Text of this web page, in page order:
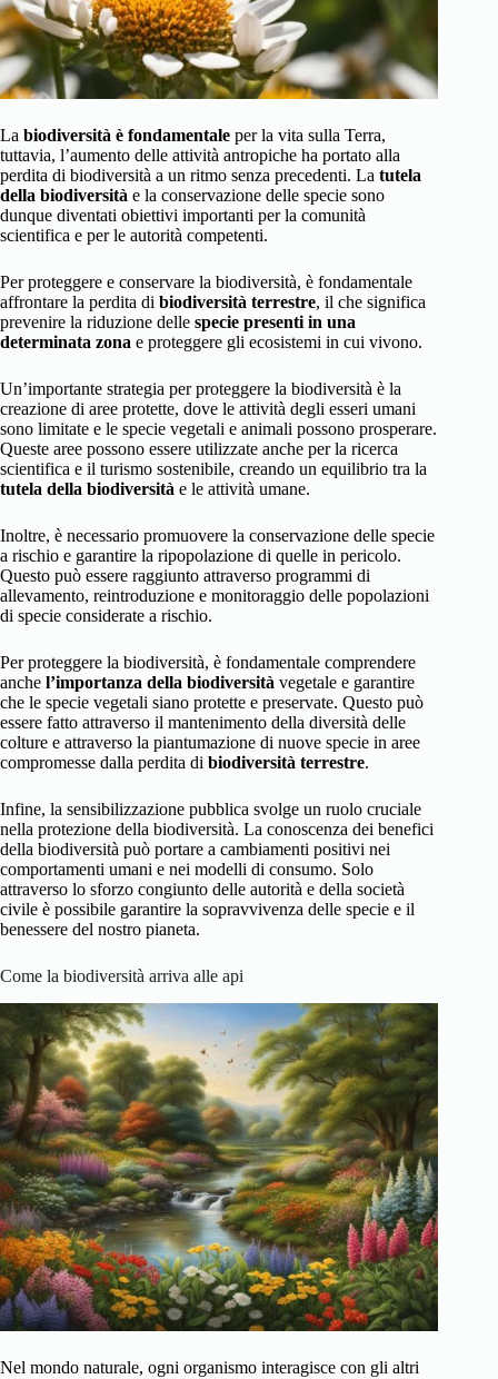
La biodiversità è fondamentale per la vita sulla Terra,
tuttavia, l’aumento delle attività antropiche ha portato alla
perdita di biodiversità a un ritmo senza precedenti. La tutela
della biodiversità e la conservazione delle specie sono
dunque diventati obiettivi importanti per la comunità
scientifica e per le autorità competenti.
Per proteggere e conservare la biodiversità, è fondamentale
affrontare la perdita di biodiversità terrestre, il che significa
prevenire la riduzione delle specie presenti in una
determinata zona e proteggere gli ecosistemi in cui vivono.
Un’importante strategia per proteggere la biodiversità è la
creazione di aree protette, dove le attività degli esseri umani
sono limitate e le specie vegetali e animali possono prosperare.
Queste aree possono essere utilizzate anche per la ricerca
scientifica e il turismo sostenibile, creando un equilibrio tra la
tutela della biodiversità e le attività umane.
Inoltre, è necessario promuovere la conservazione delle specie
a rischio e garantire la ripopolazione di quelle in pericolo.
Questo può essere raggiunto attraverso programmi di
allevamento, reintroduzione e monitoraggio delle popolazioni
di specie considerate a rischio.
Per proteggere la biodiversità, è fondamentale comprendere
anche l’importanza della biodiversità vegetale e garantire
che le specie vegetali siano protette e preservate. Questo può
essere fatto attraverso il mantenimento della diversità delle
colture e attraverso la piantumazione di nuove specie in aree
compromesse dalla perdita di biodiversità terrestre.
Infine, la sensibilizzazione pubblica svolge un ruolo cruciale
nella protezione della biodiversità. La conoscenza dei benefici
della biodiversità può portare a cambiamenti positivi nei
comportamenti umani e nei modelli di consumo. Solo
attraverso lo sforzo congiunto delle autorità e della società
civile è possibile garantire la sopravvivenza delle specie e il
benessere del nostro pianeta.
Come la biodiversità arriva alle api
Nel mondo naturale, ogni organismo interagisce con gli altri